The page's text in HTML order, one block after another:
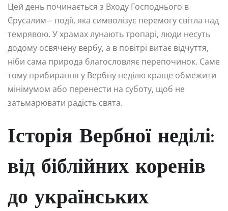
Цей день починається з Входу Господнього в
Єрусалим – події, яка символізує перемогу світла над
темрявою. У храмах лунають тропарі, люди несуть
додому освячену вербу, а в повітрі витає відчуття,
ніби сама природа благословляє перепочинок. Саме
тому прибирання у Вербну неділю краще обмежити
мінімумом або перенести на суботу, щоб не
затьмарювати радість свята.
Історія Вербної неділі:
від біблійних коренів
до українських